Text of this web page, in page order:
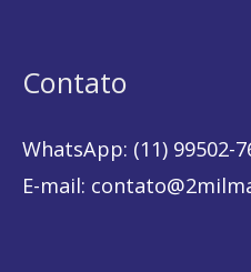
Contato
WhatsApp: (11) 99502-
E-mail: